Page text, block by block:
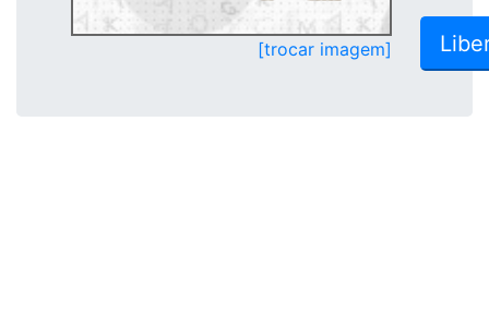
[trocar imagem]